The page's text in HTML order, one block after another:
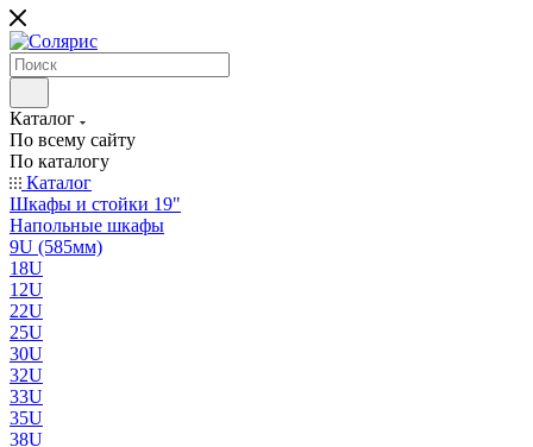
Каталог
По всему сайту
По каталогу
Каталог
Шкафы и стойки 19"
Напольные шкафы
9U (585мм)
18U
12U
22U
25U
30U
32U
33U
35U
38U